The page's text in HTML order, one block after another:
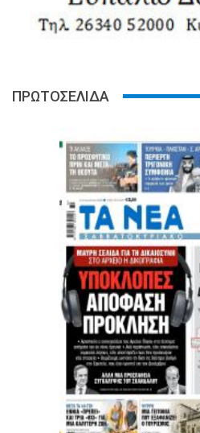
ΠΡΩΤΟΣΕΛΙΔΑ